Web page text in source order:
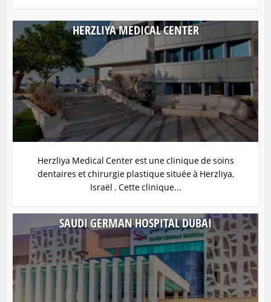
HERZLIYA MEDICAL CENTER
Herzliya Medical Center est une clinique de soins
dentaires et chirurgie plastique située à Herzliya,
Israël . Cette clinique...
SAUDI GERMAN HOSPITAL DUBAI